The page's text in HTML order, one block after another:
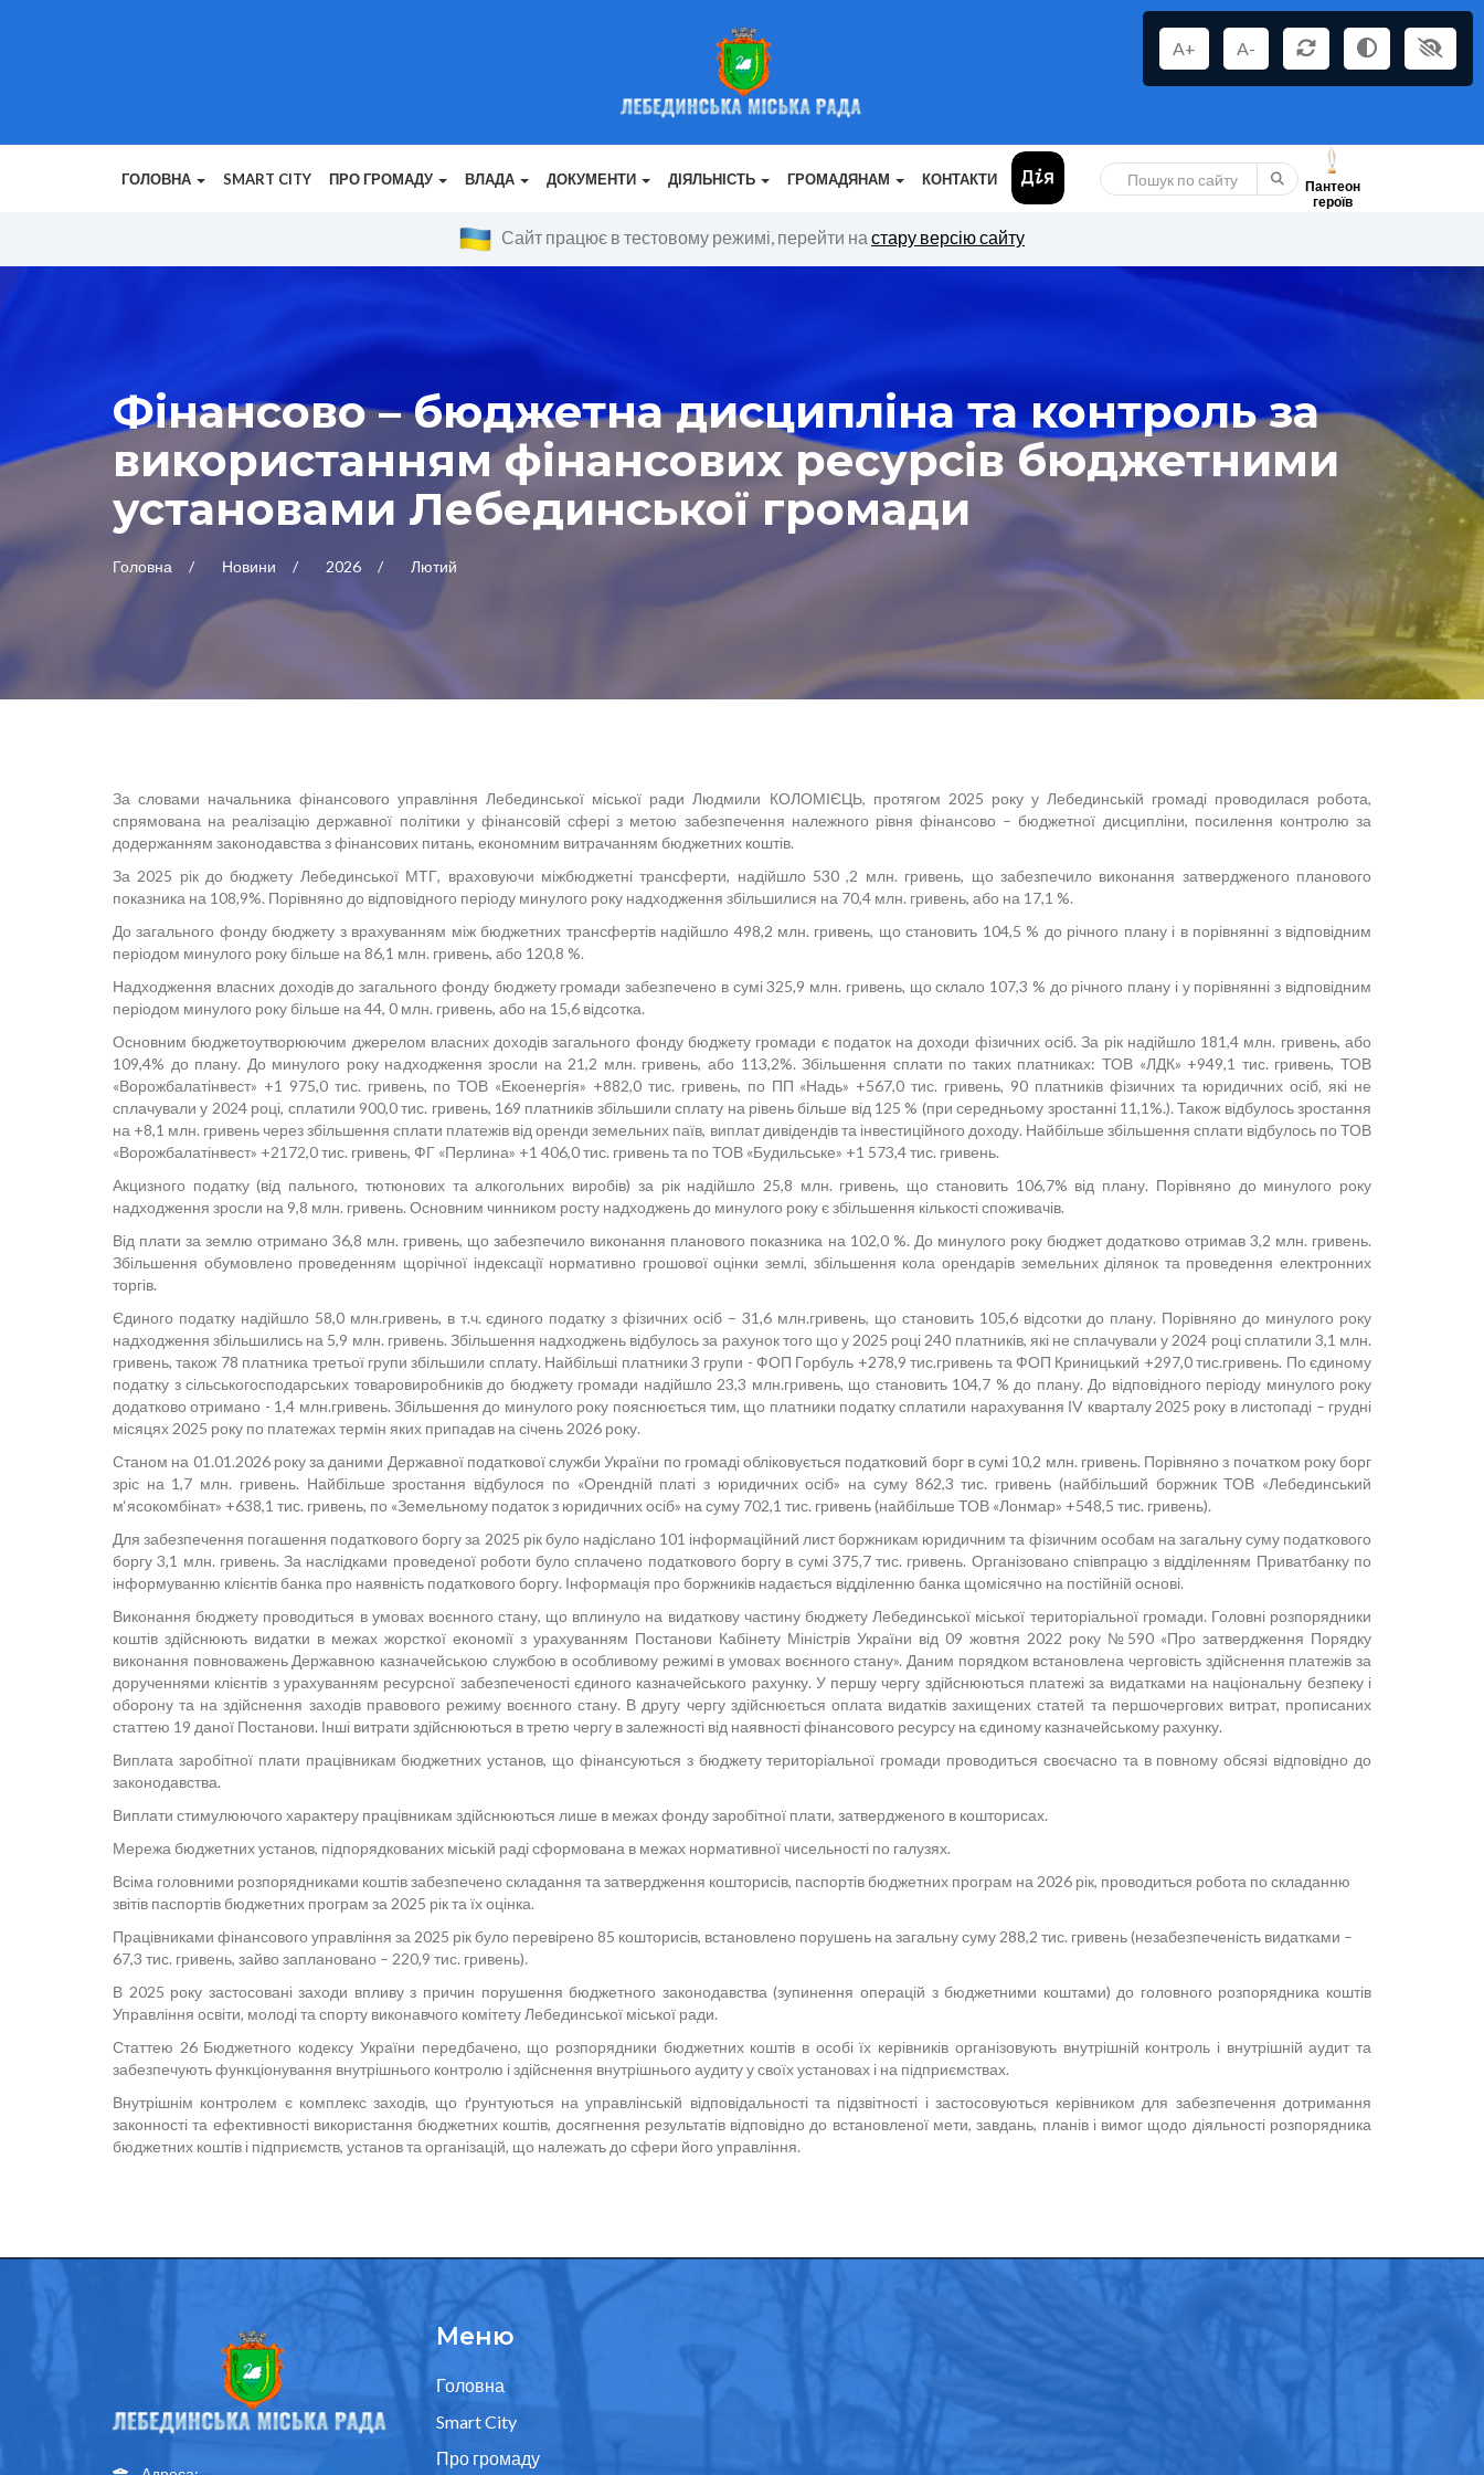
ГОЛОВНА SMART CITY ПРО ГРОМАДУ ВЛАДА ДОКУМЕНТИ ДІЯЛЬНІСТЬ ГРОМАДЯНАМ КОНТАКТИ
Пантеон
героїв
A+ A-
Сайт працює в тестовому режимі, перейти на стару версію сайту
Фінансово – бюджетна дисципліна та контроль за
використанням фінансових ресурсів бюджетними
установами Лебединської громади
Головна Новини 2026 Лютий
За словами начальника фінансового управління Лебединської міської ради Людмили КОЛОМІЄЦЬ, протягом 2025 року у Лебединській громаді проводилася робота,
спрямована на реалізацію державної політики у фінансовій сфері з метою забезпечення належного рівня фінансово – бюджетної дисципліни, посилення контролю за
додержанням законодавства з фінансових питань, економним витрачанням бюджетних коштів.
За 2025 рік до бюджету Лебединської МТГ, враховуючи міжбюджетні трансферти, надійшло 530 ,2 млн. гривень, що забезпечило виконання затвердженого планового
показника на 108,9%. Порівняно до відповідного періоду минулого року надходження збільшилися на 70,4 млн. гривень, або на 17,1 %.
До загального фонду бюджету з врахуванням між бюджетних трансфертів надійшло 498,2 млн. гривень, що становить 104,5 % до річного плану і в порівнянні з відповідним
періодом минулого року більше на 86,1 млн. гривень, або 120,8 %.
Надходження власних доходів до загального фонду бюджету громади забезпечено в сумі 325,9 млн. гривень, що склало 107,3 % до річного плану і у порівнянні з відповідним
періодом минулого року більше на 44, 0 млн. гривень, або на 15,6 відсотка.
Основним бюджетоутворюючим джерелом власних доходів загального фонду бюджету громади є податок на доходи фізичних осіб. За рік надійшло 181,4 млн. гривень, або
109,4% до плану. До минулого року надходження зросли на 21,2 млн. гривень, або 113,2%. Збільшення сплати по таких платниках: ТОВ «ЛДК» +949,1 тис. гривень, ТОВ
«Ворожбалатінвест» +1 975,0 тис. гривень, по ТОВ «Екоенергія» +882,0 тис. гривень, по ПП «Надь» +567,0 тис. гривень, 90 платників фізичних та юридичних осіб, які не
сплачували у 2024 році, сплатили 900,0 тис. гривень, 169 платників збільшили сплату на рівень більше від 125 % (при середньому зростанні 11,1%.). Також відбулось зростання
на +8,1 млн. гривень через збільшення сплати платежів від оренди земельних паїв, виплат дивідендів та інвестиційного доходу. Найбільше збільшення сплати відбулось по ТОВ
«Ворожбалатінвест» +2172,0 тис. гривень, ФГ «Перлина» +1 406,0 тис. гривень та по ТОВ «Будильське» +1 573,4 тис. гривень.
Акцизного податку (від пального, тютюнових та алкогольних виробів) за рік надійшло 25,8 млн. гривень, що становить 106,7% від плану. Порівняно до минулого року
надходження зросли на 9,8 млн. гривень. Основним чинником росту надходжень до минулого року є збільшення кількості споживачів.
Від плати за землю отримано 36,8 млн. гривень, що забезпечило виконання планового показника на 102,0 %. До минулого року бюджет додатково отримав 3,2 млн. гривень.
Збільшення обумовлено проведенням щорічної індексації нормативно грошової оцінки землі, збільшення кола орендарів земельних ділянок та проведення електронних
торгів.
Єдиного податку надійшло 58,0 млн.гривень, в т.ч. єдиного податку з фізичних осіб – 31,6 млн.гривень, що становить 105,6 відсотки до плану. Порівняно до минулого року
надходження збільшились на 5,9 млн. гривень. Збільшення надходжень відбулось за рахунок того що у 2025 році 240 платників, які не сплачували у 2024 році сплатили 3,1 млн.
гривень, також 78 платника третьої групи збільшили сплату. Найбільші платники 3 групи - ФОП Горбуль +278,9 тис.гривень та ФОП Криницький +297,0 тис.гривень. По єдиному
податку з сільськогосподарських товаровиробників до бюджету громади надійшло 23,3 млн.гривень, що становить 104,7 % до плану. До відповідного періоду минулого року
додатково отримано - 1,4 млн.гривень. Збільшення до минулого року пояснюється тим, що платники податку сплатили нарахування ІV кварталу 2025 року в листопаді – грудні
місяцях 2025 року по платежах термін яких припадав на січень 2026 року.
Станом на 01.01.2026 року за даними Державної податкової служби України по громаді обліковується податковий борг в сумі 10,2 млн. гривень. Порівняно з початком року борг
зріс на 1,7 млн. гривень. Найбільше зростання відбулося по «Орендній платі з юридичних осіб» на суму 862,3 тис. гривень (найбільший боржник ТОВ «Лебединський
м‘ясокомбінат» +638,1 тис. гривень, по «Земельному податок з юридичних осіб» на суму 702,1 тис. гривень (найбільше ТОВ «Лонмар» +548,5 тис. гривень).
Для забезпечення погашення податкового боргу за 2025 рік було надіслано 101 інформаційний лист боржникам юридичним та фізичним особам на загальну суму податкового
боргу 3,1 млн. гривень. За наслідками проведеної роботи було сплачено податкового боргу в сумі 375,7 тис. гривень. Організовано співпрацю з відділенням Приватбанку по
інформуванню клієнтів банка про наявність податкового боргу. Інформація про боржників надається відділенню банка щомісячно на постійній основі.
Виконання бюджету проводиться в умовах воєнного стану, що вплинуло на видаткову частину бюджету Лебединської міської територіальної громади. Головні розпорядники
коштів здійснюють видатки в межах жорсткої економії з урахуванням Постанови Кабінету Міністрів України від 09 жовтня 2022 року №590 «Про затвердження Порядку
виконання повноважень Державною казначейською службою в особливому режимі в умовах воєнного стану». Даним порядком встановлена черговість здійснення платежів за
дорученнями клієнтів з урахуванням ресурсної забезпеченості єдиного казначейського рахунку. У першу чергу здійснюються платежі за видатками на національну безпеку і
оборону та на здійснення заходів правового режиму воєнного стану. В другу чергу здійснюється оплата видатків захищених статей та першочергових витрат, прописаних
статтею 19 даної Постанови. Інші витрати здійснюються в третю чергу в залежності від наявності фінансового ресурсу на єдиному казначейському рахунку.
Виплата заробітної плати працівникам бюджетних установ, що фінансуються з бюджету територіальної громади проводиться своєчасно та в повному обсязі відповідно до
законодавства.
Виплати стимулюючого характеру працівникам здійснюються лише в межах фонду заробітної плати, затвердженого в кошторисах.
Мережа бюджетних установ, підпорядкованих міській раді сформована в межах нормативної чисельності по галузях.
Всіма головними розпорядниками коштів забезпечено складання та затвердження кошторисів, паспортів бюджетних програм на 2026 рік, проводиться робота по складанню
звітів паспортів бюджетних програм за 2025 рік та їх оцінка.
Працівниками фінансового управління за 2025 рік було перевірено 85 кошторисів, встановлено порушень на загальну суму 288,2 тис. гривень (незабезпеченість видатками –
67,3 тис. гривень, зайво заплановано – 220,9 тис. гривень).
В 2025 року застосовані заходи впливу з причин порушення бюджетного законодавства (зупинення операцій з бюджетними коштами) до головного розпорядника коштів
Управління освіти, молоді та спорту виконавчого комітету Лебединської міської ради.
Статтею 26 Бюджетного кодексу України передбачено, що розпорядники бюджетних коштів в особі їх керівників організовують внутрішній контроль і внутрішній аудит та
забезпечують функціонування внутрішнього контролю і здійснення внутрішнього аудиту у своїх установах і на підприємствах.
Внутрішнім контролем є комплекс заходів, що ґрунтуються на управлінській відповідальності та підзвітності і застосовуються керівником для забезпечення дотримання
законності та ефективності використання бюджетних коштів, досягнення результатів відповідно до встановленої мети, завдань, планів і вимог щодо діяльності розпорядника
бюджетних коштів і підприємств, установ та організацій, що належать до сфери його управління.
Меню
Головна
Smart City
Про громаду